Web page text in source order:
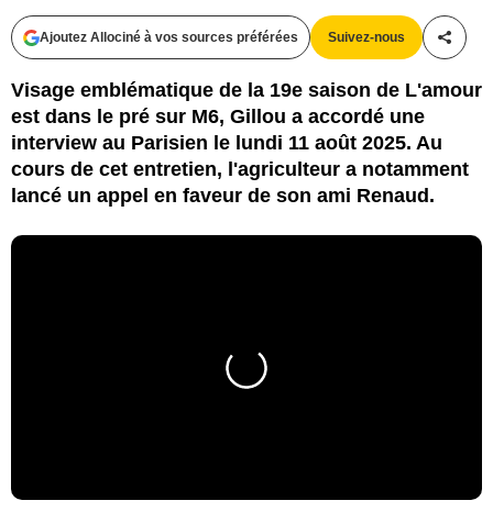
Ajoutez Allociné à vos sources préférées Suivez-nous
Visage emblématique de la 19e saison de L'amour
est dans le pré sur M6, Gillou a accordé une
interview au Parisien le lundi 11 août 2025. Au
cours de cet entretien, l'agriculteur a notamment
lancé un appel en faveur de son ami Renaud.